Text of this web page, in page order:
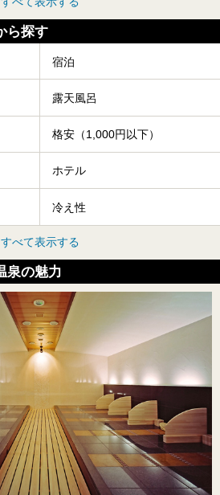
ら探す
宿泊
露天風呂
格安（1,000円以下）
ホテル
冷え性
すべて表示する
泉の魅力